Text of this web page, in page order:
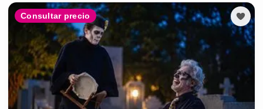
Consultar precio